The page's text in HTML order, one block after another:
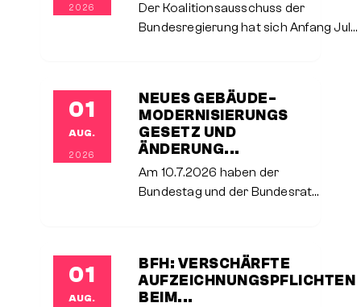
2026
Der Koalitionsausschuss der
Bundesregierung hat sich Anfang Juli
Folgejahr hinein umgesetzt werden
und
01
AUG.
2026
NEUES GEBÄUDE­
MODERNI­SIERUNGS­
GESETZ UND
ÄNDERUNG...
Am 10.7.2026 haben der
Bundestag und der Bundesrat
Gebäudeenergiegesetz
verabschiedet. Es bringt beim
01
AUG.
BFH: VERSCHÄRFTE
AUFZEICHNUNGSPFLICHTEN
BEIM...